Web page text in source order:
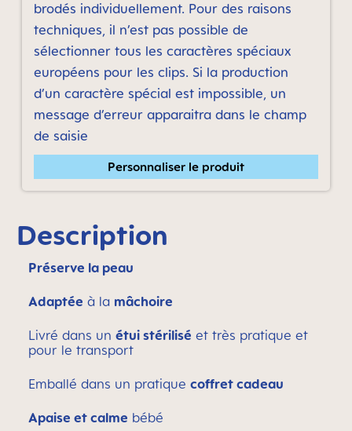
brodés individuellement. Pour des raisons
techniques, il n’est pas possible de
sélectionner tous les caractères spéciaux
européens pour les clips. Si la production
d’un caractère spécial est impossible, un
message d’erreur apparaitra dans le champ
de saisie
Personnaliser le produit
Description
Préserve la peau
Adaptée à la mâchoire
Livré dans un étui stérilisé et très pratique et
pour le transport
Emballé dans un pratique coffret cadeau
Apaise et calme bébé